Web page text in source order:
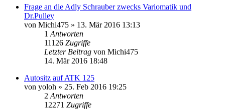
Frage an die Adly Schrauber zwecks Variomatik und
Dr.Pulley
von Michi475 » 13. Mär 2016 13:13
1 Antworten
11126 Zugriffe
Letzter Beitrag von Michi475
14. Mär 2016 18:48
Autositz auf ATK 125
von yoloh » 25. Feb 2016 19:25
2 Antworten
12271 Zugriffe